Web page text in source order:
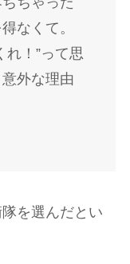
なくて。
れ！”って思
外な理由
を選んだとい